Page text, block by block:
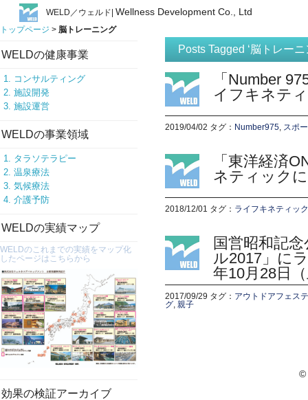
WELD／ウェルド|Wellness Development Co., Ltd
トップページ > 脳トレーニング
WELDの健康事業
コンサルティング
施設開発
施設運営
WELDの事業領域
タラソテラピー
温泉療法
気候療法
介護予防
WELDの実績マップ
WELDのこれまでの実績をマップ化
したページはこちらから
効果の検証アーカイブ
Posts Tagged ‘脳トレーニ
「Number
イフキネテ
2019/04/02 タグ： Number975, スポ
「東洋経済
ネティック
2018/12/01 タグ： ライフキネティック
国営昭和記
ル2017」に
年10月28日
2017/09/29 タグ： アウトドアフェス
グ, 親子
©